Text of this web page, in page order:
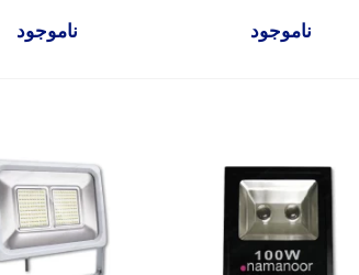
ناموجود ناموجود